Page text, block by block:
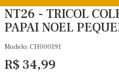
NT26 - TRICOL
PAPAI NOEL
Modelo: CH000191
R$ 34,99